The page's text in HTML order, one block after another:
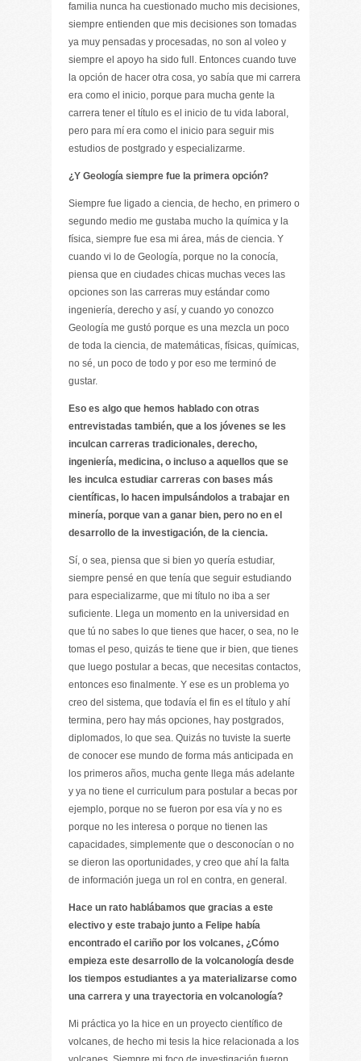
familia nunca ha cuestionado mucho mis decisiones,
siempre entienden que mis decisiones son tomadas
ya muy pensadas y procesadas, no son al voleo y
siempre el apoyo ha sido full. Entonces cuando tuve
la opción de hacer otra cosa, yo sabía que mi carrera
era como el inicio, porque para mucha gente la
carrera tener el título es el inicio de tu vida laboral,
pero para mí era como el inicio para seguir mis
estudios de postgrado y especializarme.
¿Y Geología siempre fue la primera opción?
Siempre fue ligado a ciencia, de hecho, en primero o
segundo medio me gustaba mucho la química y la
física, siempre fue esa mi área, más de ciencia. Y
cuando vi lo de Geología, porque no la conocía,
piensa que en ciudades chicas muchas veces las
opciones son las carreras muy estándar como
ingeniería, derecho y así, y cuando yo conozco
Geología me gustó porque es una mezcla un poco
de toda la ciencia, de matemáticas, físicas, químicas,
no sé, un poco de todo y por eso me terminó de
gustar.
Eso es algo que hemos hablado con otras
entrevistadas también, que a los jóvenes se les
inculcan carreras tradicionales, derecho,
ingeniería, medicina, o incluso a aquellos que se
les inculca estudiar carreras con bases más
científicas, lo hacen impulsándolos a trabajar en
minería, porque van a ganar bien, pero no en el
desarrollo de la investigación, de la ciencia.
Sí, o sea, piensa que si bien yo quería estudiar,
siempre pensé en que tenía que seguir estudiando
para especializarme, que mi título no iba a ser
suficiente. Llega un momento en la universidad en
que tú no sabes lo que tienes que hacer, o sea, no le
tomas el peso, quizás te tiene que ir bien, que tienes
que luego postular a becas, que necesitas contactos,
entonces eso finalmente. Y ese es un problema yo
creo del sistema, que todavía el fin es el título y ahí
termina, pero hay más opciones, hay postgrados,
diplomados, lo que sea. Quizás no tuviste la suerte
de conocer ese mundo de forma más anticipada en
los primeros años, mucha gente llega más adelante
y ya no tiene el curriculum para postular a becas por
ejemplo, porque no se fueron por esa vía y no es
porque no les interesa o porque no tienen las
capacidades, simplemente que o desconocían o no
se dieron las oportunidades, y creo que ahí la falta
de información juega un rol en contra, en general.
Hace un rato hablábamos que gracias a este
electivo y este trabajo junto a Felipe había
encontrado el cariño por los volcanes, ¿Cómo
empieza este desarrollo de la volcanología desde
los tiempos estudiantes a ya materializarse como
una carrera y una trayectoria en volcanología?
Mi práctica yo la hice en un proyecto científico de
volcanes, de hecho mi tesis la hice relacionada a los